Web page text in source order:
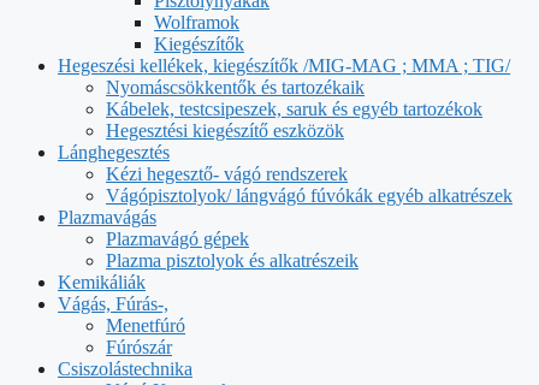
Wolframok
Kiegészítők
Hegeszési kellékek, kiegészítők /MIG-MAG ; MMA ; TIG/
Nyomáscsökkentők és tartozékaik
Kábelek, testcsipeszek, saruk és egyéb tartozékok
Hegesztési kiegészítő eszközök
Lánghegesztés
Kézi hegesztő- vágó rendszerek
Vágópisztolyok/ lángvágó fúvókák egyéb alkatrészek
Plazmavágás
Plazmavágó gépek
Plazma pisztolyok és alkatrészeik
Kemikáliák
Vágás, Fúrás-,
Menetfúró
Fúrószár
Csiszolástechnika